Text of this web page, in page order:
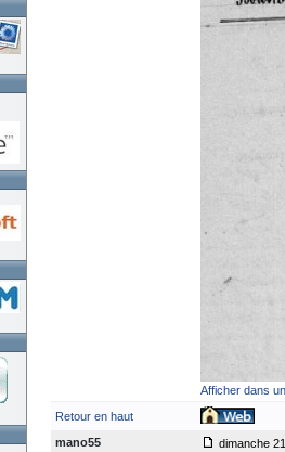
Afficher dans
Retour en haut
mano55
dimanche